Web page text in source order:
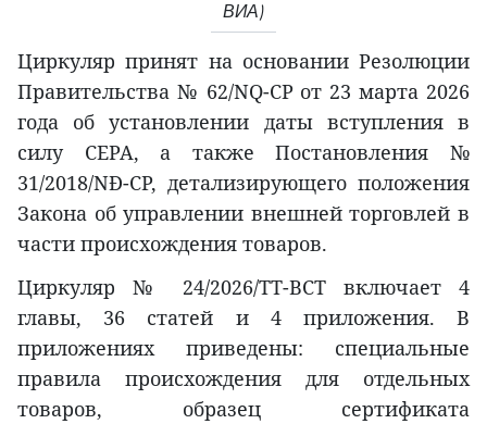
ВИА)
Циркуляр принят на основании Резолюции
Правительства № 62/NQ-CP от 23 марта 2026
года об установлении даты вступления в
силу CEPA, а также Постановления №
31/2018/NĐ-CP, детализирующего положения
Закона об управлении внешней торговлей в
части происхождения товаров.
Циркуляр № 24/2026/TT-BCT включает 4
главы, 36 статей и 4 приложения. В
приложениях приведены: специальные
правила происхождения для отдельных
товаров, образец сертификата